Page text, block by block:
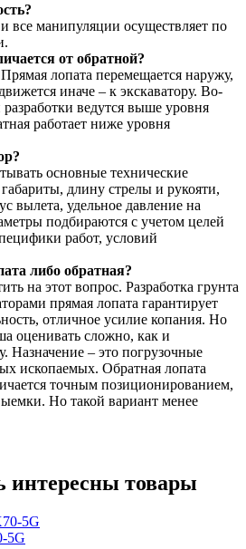
все манипуляции осуществляет по
от обратной?
лопата перемещается наружу,
иначе – к экскаватору. Во-
ведутся выше уровня
работает ниже уровня
основные технические
длину стрелы и рукояти,
вылета, удельное давление на
подбираются с учетом целей
работ, условий
либо обратная?
на этот вопрос. Разработка грунта
прямая лопата гарантирует
отличное усилие копания. Но
оценивать сложно, как и
Назначение – это погрузочные
ископаемых. Обратная лопата
точным позиционированием,
Но такой вариант менее
интересны товары
5G